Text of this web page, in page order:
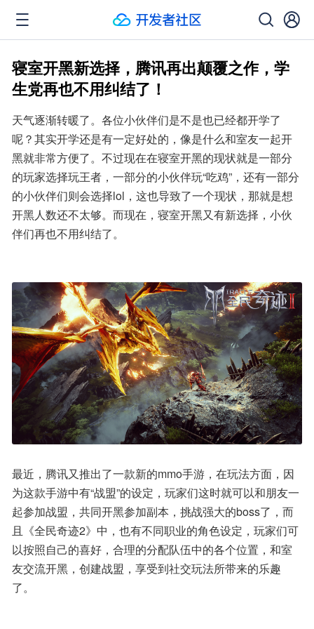
寝室开黑新选择，腾讯再出颠覆之作，学
生党再也不用纠结了！
天气逐渐转暖了。各位小伙伴们是不是也已经都开学了
呢？其实开学还是有一定好处的，像是什么和室友一起开
黑就非常方便了。不过现在在寝室开黑的现状就是一部分
的玩家选择玩王者，一部分的小伙伴玩“吃鸡”，还有一部分
的小伙伴们则会选择lol，这也导致了一个现状，那就是想
开黑人数还不太够。而现在，寝室开黑又有新选择，小伙
伴们再也不用纠结了。
最近，腾讯又推出了一款新的mmo手游，在玩法方面，因
为这款手游中有“战盟”的设定，玩家们这时就可以和朋友一
起参加战盟，共同开黑参加副本，挑战强大的boss了，而
且《全民奇迹2》中，也有不同职业的角色设定，玩家们可
以按照自己的喜好，合理的分配队伍中的各个位置，和室
友交流开黑，创建战盟，享受到社交玩法所带来的乐趣
了。